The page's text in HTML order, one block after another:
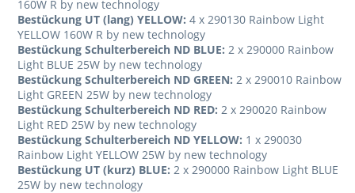
160W R by new technology
Bestückung UT (lang) YELLOW: 4 x 290130 Rainbow Light
YELLOW 160W R by new technology
Bestückung Schulterbereich ND BLUE: 2 x 290000 Rainbow
Light BLUE 25W by new technology
Bestückung Schulterbereich ND GREEN: 2 x 290010 Rainbow
Light GREEN 25W by new technology
Bestückung Schulterbereich ND RED: 2 x 290020 Rainbow
Light RED 25W by new technology
Bestückung Schulterbereich ND YELLOW: 1 x 290030
Rainbow Light YELLOW 25W by new technology
Bestückung UT (kurz) BLUE: 2 x 290000 Rainbow Light BLUE
25W by new technology